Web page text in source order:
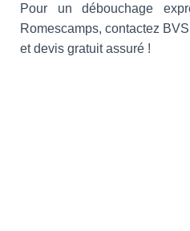
Pour un débouchage
Romescamps, contactez
et devis gratuit assuré !